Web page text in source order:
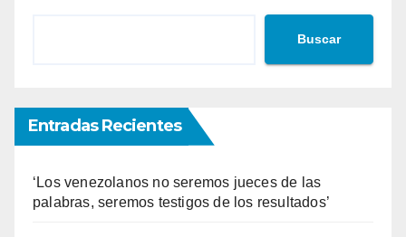
Buscar
Entradas Recientes
‘Los venezolanos no seremos jueces de las
palabras, seremos testigos de los resultados’